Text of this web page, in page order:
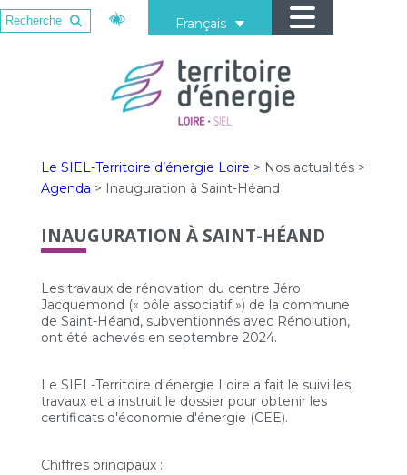
Français
Le SIEL-Territoire d’énergie Loire > Nos actualités>
Agenda > Inauguration à Saint-Héand
INAUGURATION À SAINT-HÉAND
Les travaux de rénovation du centre Jéro
Jacquemond (« pôle associatif ») de la commune
de Saint-Héand, subventionnés avec Rénolution,
ont été achevés en septembre 2024.
Le SIEL-Territoire d'énergie Loire a fait le suivi les
travaux et a instruit le dossier pour obtenir les
certificats d'économie d'énergie (CEE).
Chiffres principaux :